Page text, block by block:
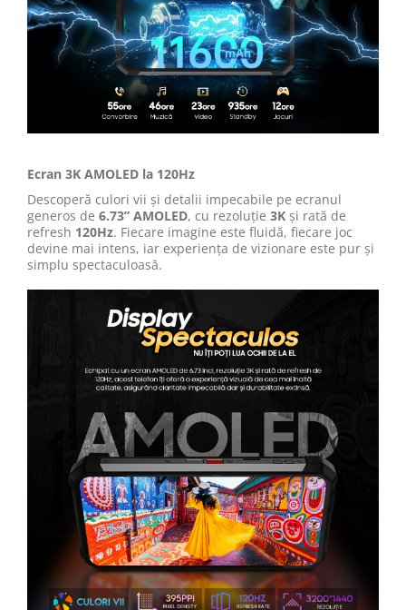
Ecran 3K AMOLED la 120Hz
Descoperă culori vii și detalii impecabile pe ecranul
generos de 6.73” AMOLED, cu rezoluție 3K și rată de
refresh 120Hz. Fiecare imagine este fluidă, fiecare joc
devine mai intens, iar experiența de vizionare este pur și
simplu spectaculoasă.